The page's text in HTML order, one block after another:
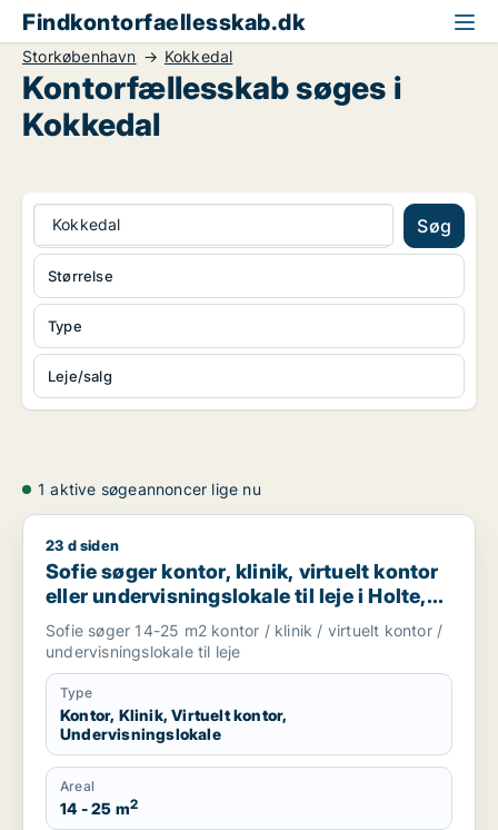
Findkontorfaellesskab.dk
Storkøbenhavn Kokkedal
Kontorfællesskab søges i
Kokkedal
Kokkedal Søg
Type
Leje/salg
Størrelse
1 aktive søgeannoncer lige nu
Sofie søger kontor, klinik, virtuelt kontor eller
23 d siden
Sofie søger kontor, klinik, virtuelt kontor
eller undervisningslokale til leje i Holte,
Vedbæk eller Hørsholm m.fl.
Sofie søger 14-25 m2 kontor / klinik / virtuelt kontor /
undervisningslokale til leje
Type
Kontor, Klinik, Virtuelt kontor,
Undervisningslokale
Areal
14 - 25 m2